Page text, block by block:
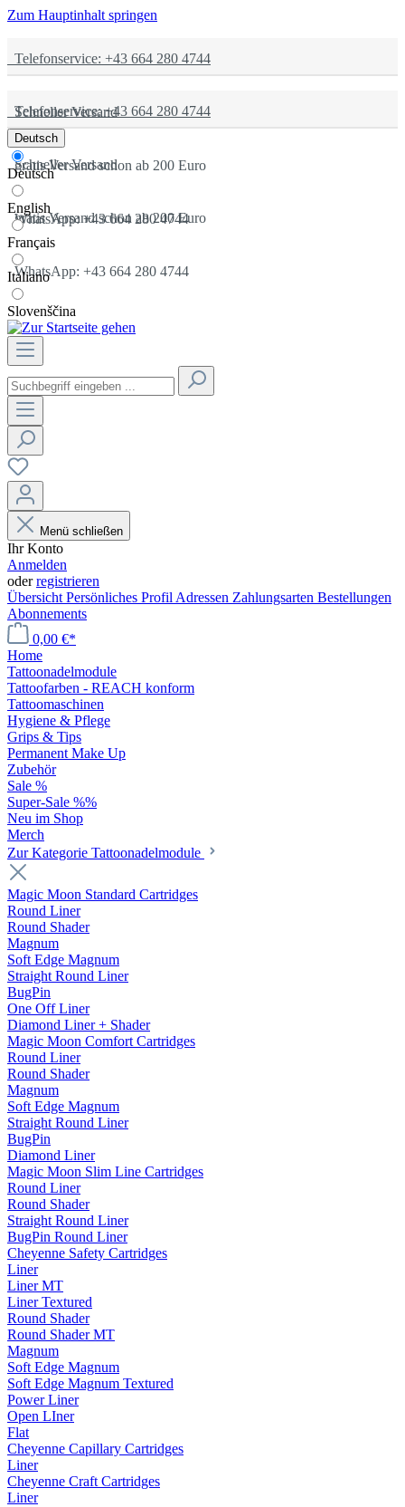
Zum Hauptinhalt springen
Telefonservice: +43 664 280 4744
Schneller Versand
gratis Versand schon ab 200 Euro
WhatsApp: +43 664 280 4744
Telefonservice: +43 664 280 4744
Schneller Versand
gratis Versand schon ab 200 Euro
WhatsApp: +43 664 280 4744
Deutsch
Deutsch
English
Français
Italiano
Slovenščina
Menü schließen
Ihr Konto
Anmelden
oderregistrieren
Übersicht Persönliches Profil Adressen Zahlungsarten Bestellungen
Abonnements
0,00 €*
Home
Tattoonadelmodule
Tattoofarben - REACH konform
Tattoomaschinen
Hygiene & Pflege
Grips & Tips
Permanent Make Up
Zubehör
Sale %
Super-Sale %%
Neu im Shop
Merch
Zur Kategorie Tattoonadelmodule
Magic Moon Standard Cartridges
Round Liner
Round Shader
Magnum
Soft Edge Magnum
Straight Round Liner
BugPin
One Off Liner
Diamond Liner + Shader
Magic Moon Comfort Cartridges
Round Liner
Round Shader
Magnum
Soft Edge Magnum
Straight Round Liner
BugPin
Diamond Liner
Magic Moon Slim Line Cartridges
Round Liner
Round Shader
Straight Round Liner
BugPin Round Liner
Cheyenne Safety Cartridges
Liner
Liner MT
Liner Textured
Round Shader
Round Shader MT
Magnum
Soft Edge Magnum
Soft Edge Magnum Textured
Power Liner
Open LIner
Flat
Cheyenne Capillary Cartridges
Liner
Cheyenne Craft Cartridges
Liner